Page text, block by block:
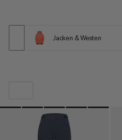
Jacken & Westen